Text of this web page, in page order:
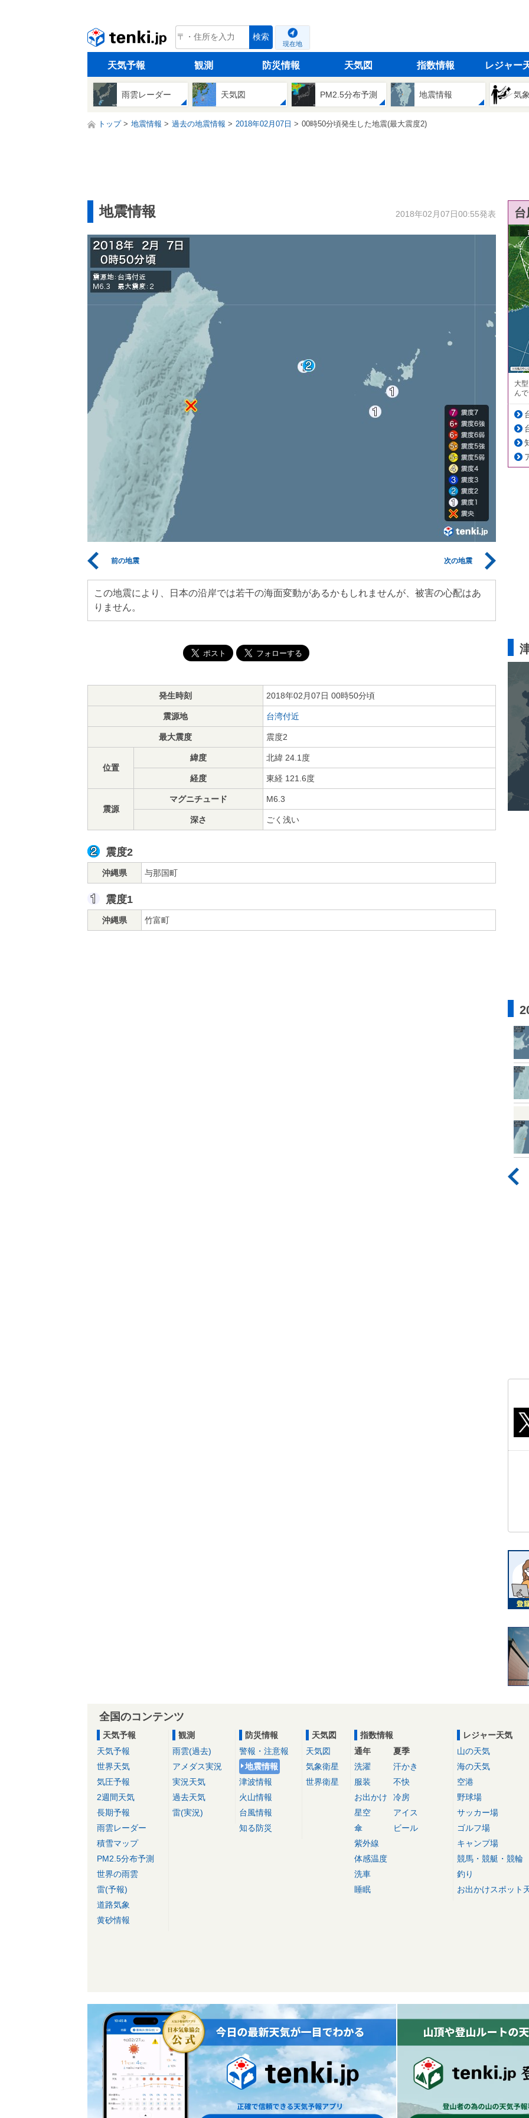
tenki.jp 検索
現在地
天気予報 観測 防災情報 天気図 指数情報 レジャー
雨雲レーダー 天気図 PM2.5分布予測 地震情報 気
トップ 地震情報 過去の地震情報 2018年02月07日 00時50分頃発生した地震(最大震度2)
地震情報 2018年02月07日00:55発表
前の地震 次の地震
この地震により、日本の沿岸では若干の海面変動があるかもしれませんが、被害の心配はあ
りません。
発生時刻 2018年02月07日 00時50分頃
震源地 台湾付近
最大震度 震度2
位置
緯度 北緯 24.1度
経度 東経 121.6度
震源
マグニチュード M6.3
深さ ごく浅い
震度2
沖縄県 与那国町
震度1
沖縄県 竹富町
大
ん
全国のコンテンツ
天気予報
天気予報
世界天気
気圧予報
2週間天気
長期予報
雨雲レーダー
積雪マップ
PM2.5分布予測
世界の雨雲
雷(予報)
道路気象
黄砂情報
観測
雨雲(過去)
アメダス実況
実況天気
過去天気
雷(実況)
防災情報
警報・注意報
地震情報
津波情報
火山情報
台風情報
知る防災
天気図
天気図
気象衛星
世界衛星
指数情報
通年
洗濯
服装
お出かけ
星空
傘
紫外線
体感温度
洗車
睡眠
夏季
汗かき
不快
冷房
アイス
ビール
レジャー天気
山の天気
海の天気
空港
野球場
サッカー場
ゴルフ場
キャンプ場
競馬・競艇・競輪
釣り
お出かけスポット